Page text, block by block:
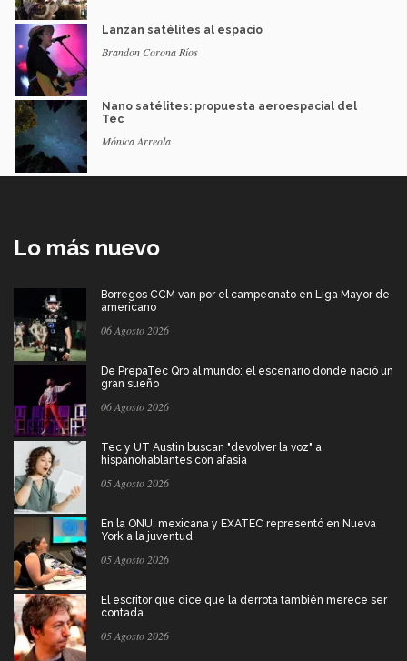
Lanzan satélites al espacio
Brandon Corona Ríos
Nano satélites: propuesta aeroespacial del
Tec
Mónica Arreola
Lo más nuevo
Borregos CCM van por el campeonato en Liga Mayor de
americano
06 Agosto 2026
De PrepaTec Qro al mundo: el escenario donde nació un
gran sueño
06 Agosto 2026
Tec y UT Austin buscan "devolver la voz" a
hispanohablantes con afasia
05 Agosto 2026
En la ONU: mexicana y EXATEC representó en Nueva
York a la juventud
05 Agosto 2026
El escritor que dice que la derrota también merece ser
contada
05 Agosto 2026